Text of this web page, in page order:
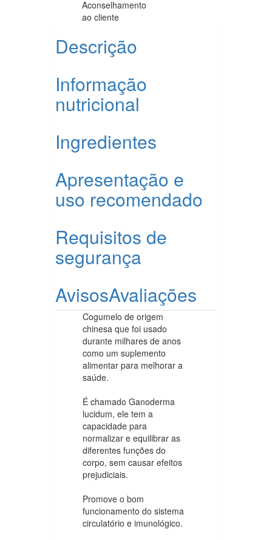
Aconselhamento
ao cliente
Descrição
Informação
nutricional
Ingredientes
Apresentação e
uso recomendado
Requisitos de
segurança
AvisosAvaliações
Cogumelo de origem
chinesa que foi usado
durante milhares de anos
como um suplemento
alimentar para melhorar a
saúde.
É chamado Ganoderma
lucidum, ele tem a
capacidade para
normalizar e equilibrar as
diferentes funções do
corpo, sem causar efeitos
prejudiciais.
Promove o bom
funcionamento do sistema
circulatório e imunológico.